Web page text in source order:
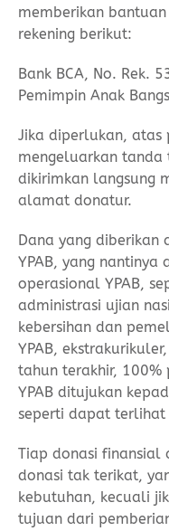
memberikan
rekening berikut:
Bank BCA, No. Rek.
Pemimpin Anak
Jika diperlukan, atas
mengeluarkan tanda
dikirimkan langsung
alamat donatur.
Dana yang diberikan
YPAB, yang nantinya
operasional YPAB,
administrasi ujian
kebersihan dan
YPAB,
tahun terakhir, 100%
YPAB ditujukan
seperti dapat terlihat
Tiap donasi finansial
donasi tak terikat,
kebutuhan, kecuali
tujuan dari